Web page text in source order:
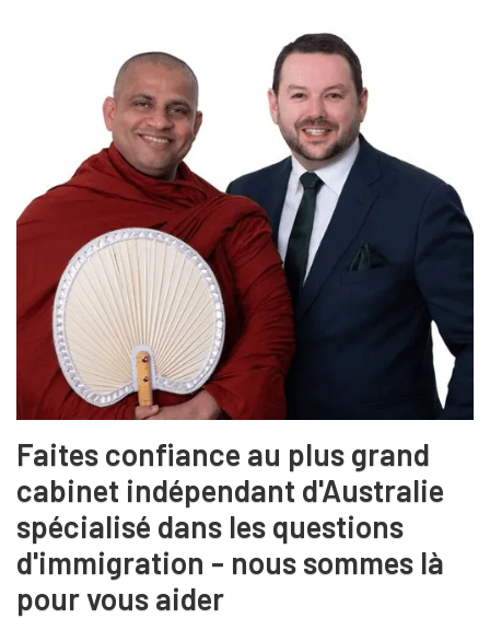
Faites confiance au plus grand
cabinet indépendant d'Australie
spécialisé dans les questions
d'immigration - nous sommes là
pour vous aider